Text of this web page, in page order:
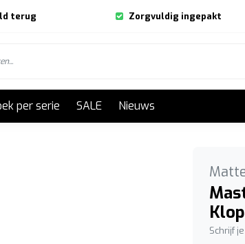
terug Zorgvuldig ingepakt
per serie SALE Nieuws
Schrijf